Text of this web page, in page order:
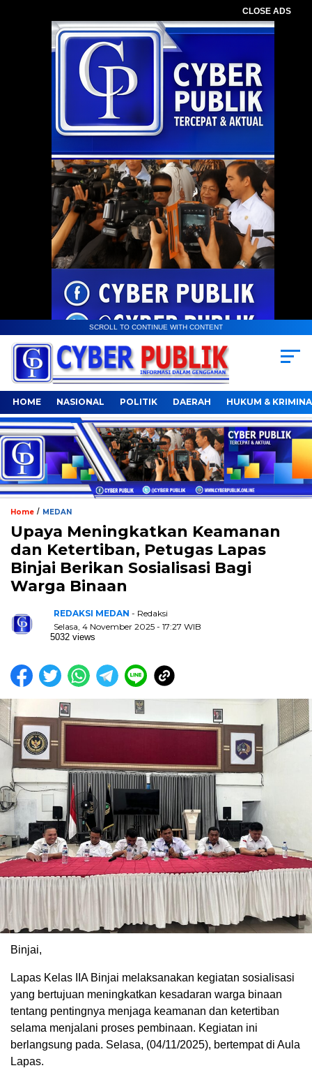
CLOSE ADS
SCROLL TO CONTINUE WITH CONTENT
HOME NASIONAL POLITIK DAERAH HUKUM &
Home / MEDAN
Upaya Meningkatkan Keamanan
dan Ketertiban, Petugas Lapas
Binjai Berikan Sosialisasi Bagi
Warga Binaan
REDAKSI MEDAN - Redaksi
Selasa, 4 November 2025 - 17:27 WIB
5032 views
Binjai,
Lapas Kelas IIA Binjai melaksanakan kegiatan sosialisasi
yang bertujuan meningkatkan kesadaran warga binaan
tentang pentingnya menjaga keamanan dan ketertiban
selama menjalani proses pembinaan. Kegiatan ini
berlangsung pada. Selasa, (04/11/2025), bertempat di Aula
Lapas.